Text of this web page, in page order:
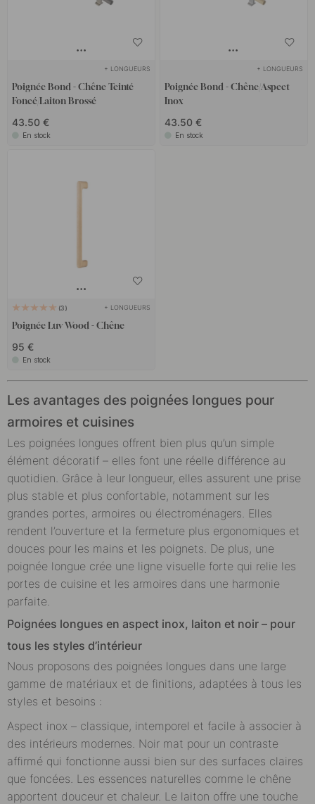
+ LONGUEURS
Poignée Bond - Chêne Teinté
Foncé/Laiton Brossé
43.50 €
En stock
+ LONGUEURS
Poignée Bond - Chêne/Aspect
Inox
43.50 €
En stock
3 + LONGUEURS
Poignée Luv Wood - Chêne
95 €
En stock
Les avantages des poignées longues pour
armoires et cuisines
Les poignées longues offrent bien plus qu’un simple
élément décoratif – elles font une réelle différence au
quotidien. Grâce à leur longueur, elles assurent une prise
plus stable et plus confortable, notamment sur les
grandes portes, armoires ou électroménagers. Elles
rendent l’ouverture et la fermeture plus ergonomiques et
douces pour les mains et les poignets. De plus, une
poignée longue crée une ligne visuelle forte qui relie les
portes de cuisine et les armoires dans une harmonie
parfaite.
Poignées longues en aspect inox, laiton et noir – pour
tous les styles d’intérieur
Nous proposons des poignées longues dans une large
gamme de matériaux et de finitions, adaptées à tous les
styles et besoins :
Aspect inox – classique, intemporel et facile à associer à
des intérieurs modernes. Noir mat pour un contraste
affirmé qui fonctionne aussi bien sur des surfaces claires
que foncées. Les essences naturelles comme le chêne
apportent douceur et chaleur. Le laiton offre une touche